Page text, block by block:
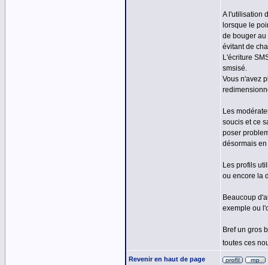
A l'utilisation
lorsque le
de bouger au
évitant de
L'écriture
smsisé.
Vous n'avez
Les
soucis et ce
poser
désormais
Les profils
ou encore la
Beaucoup
exemple ou
Bref un gros
toutes ces
Revenir en haut de page